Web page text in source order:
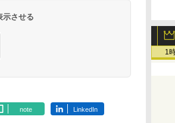
1
示させる
note LinkedIn